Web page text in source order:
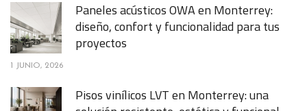
Paneles acústicos OWA en Monterrey:
diseño, confort y funcionalidad para tus
proyectos
1 JUNIO, 2026
Pisos vinílicos LVT en Monterrey: una